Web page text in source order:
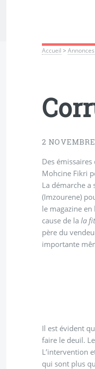
Accueil >
2
Des
Mohcine Fikri
La démarche
(Imzourene)
le magazine en
cause de lala
père du
importante
Il est évident
faire le deuil.
L’intervention
qui sont plus